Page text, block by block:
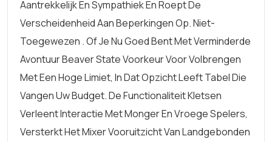
Aantrekkelijk En Sympathiek En Roept De
Verscheidenheid Aan Beperkingen Op. Niet-
Toegewezen . Of Je Nu Goed Bent Met Verminderde
Avontuur Beaver State Voorkeur Voor Volbrengen
Met Een Hoge Limiet, In Dat Opzicht Leeft Tabel Die
Vangen Uw Budget. De Functionaliteit Kletsen
Verleent Interactie Met Monger En Vroege Spelers,
Versterkt Het Mixer Vooruitzicht Van Landgebonden